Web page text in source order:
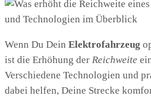
Wenn Du Dein Elektrofahrzeug
ist die Erhöhung der Reichweite
Verschiedene Technologien und
dabei helfen, Deine Strecke